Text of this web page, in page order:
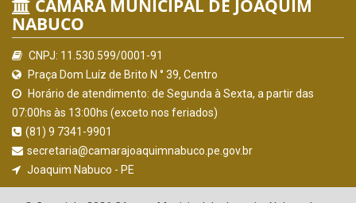
CÂMARA MUNICIPAL DE JOAQUIM
NABUCO
CNPJ: 11.530.599/0001-91
Praça Dom Luíz de Brito N ° 39, Centro
Horário de atendimento: de Segunda à Sexta, a partir das
07:00hs às 13:00hs (exceto nos feriados)
(81) 9 7341-9901
secretaria@camarajoaquimnabuco.pe.gov.br
Joaquim Nabuco - PE